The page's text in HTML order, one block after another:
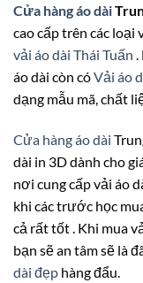
Cửa hàng áo dài
cao cấp trên các loại
vải áo dài Thái Tuấn
áo dài còn cóVải áo
dạng mẫu mã, chất
Cửa hàng áo dài
dài in 3D dành cho
nơi cung cấp vải áo
khi các trước học
cả rất tốt . Khi mua
bạn sẽ an tâm sẽ là
dài đẹp hàng đẩu.